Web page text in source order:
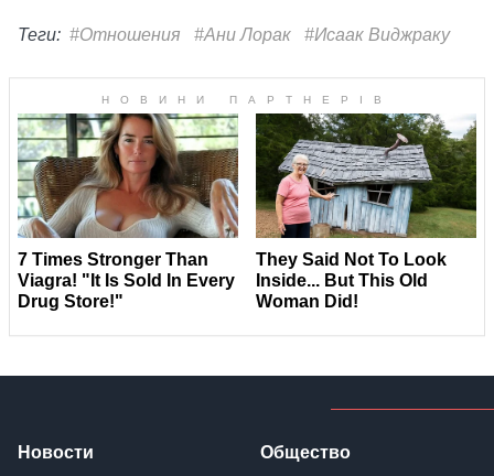
Теги: #Отношения #Ани Лорак #Исаак Виджраку
Новости Общество